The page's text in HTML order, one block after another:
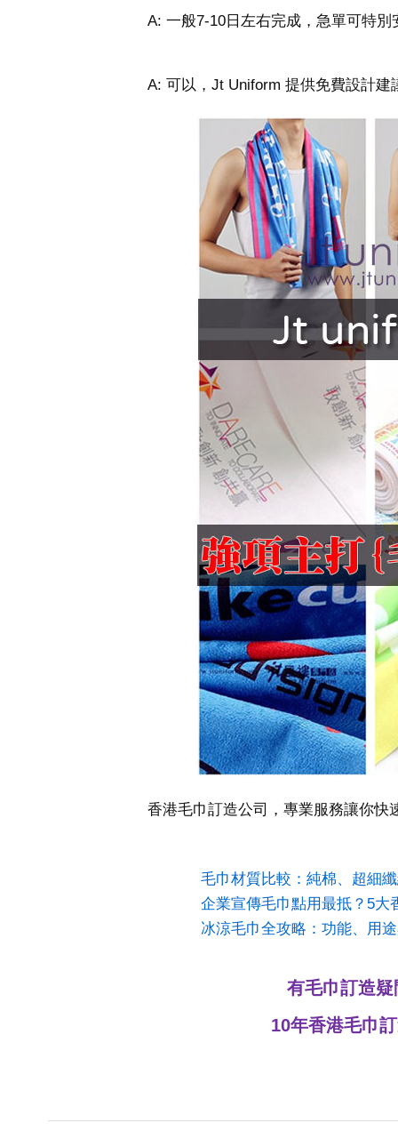
A: 一般7-10日左右完成，急單可特
A: 可以，Jt Uniform 提供免費設計建
香港毛巾訂造公司，專業服務讓你快
毛巾材質比較：純棉、超細
企業宣傳毛巾點用最抵？5大
冰涼毛巾全攻略：功能、用
有毛巾訂造
10年香港毛巾